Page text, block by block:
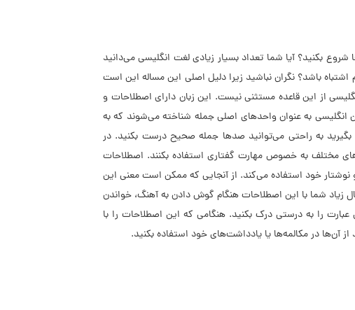
بکنید؟ آیا شما تعداد بسیار زیادی لغت انگلیسی می‌دانید
باشد؟ نگران نباشید زیرا دلیل اصلی این مساله این است
از این قاعده مستثنی نیست. این زبان دارای اصطلاحات و
به عنوان واحدهای اصلی جمله شناخته می‌شوند که به
بگیرید به راحتی می‌توانید صدها جمله صحیح درست بکنید. در
مختلف به خصوص مهارت گفتاری استفاده بکنند. اصطلاحات
نوشتار خود استفاده می‌کند. از آنجایی که ممکن است معنی این
زیاد شما با این اصطلاحات هنگام گوش دادن به آهنگ، خواندن
عبارت را به درستی درک بکنید. هنگامی که این اصطلاحات را با
آن‌ها در مکالمه‌ها یا یادداشت‌های خود استفاده بکنید.